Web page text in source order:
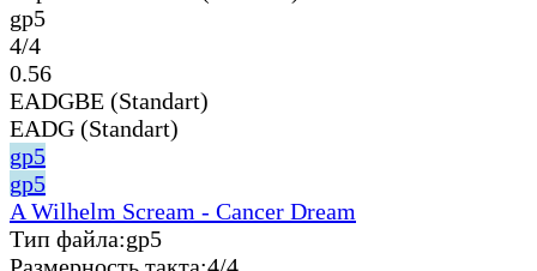
gp5
4/4
0.56
EADGBE (Standart)
EADG (Standart)
gp5
gp5
A Wilhelm Scream - Cancer Dream
Тип файла:gp5